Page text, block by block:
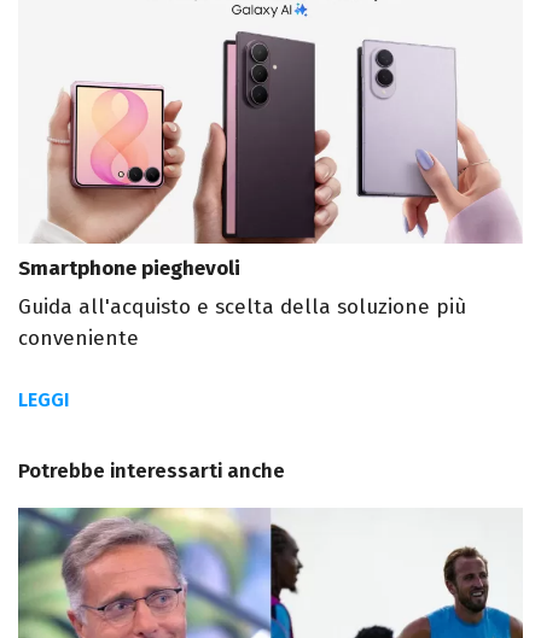
Smartphone pieghevoli
Guida all'acquisto e scelta della soluzione più
conveniente
LEGGI
Potrebbe interessarti anche